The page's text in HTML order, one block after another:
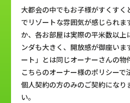
大都会の中でもお子様がすくすく
でリゾートな雰囲気が感じられま
か、各お部屋は実際の平米数以上
ンダも大きく、開放感が御座いま
ート」とは同じオーナーさんの物
こちらのオーナー様のポリシーで
個人契約の方のみのご契約になり
い。